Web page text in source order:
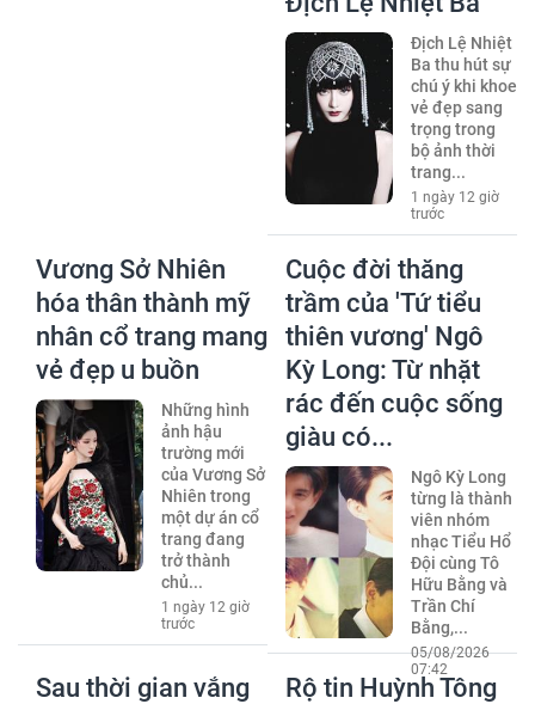
Địch Lệ Nhiệt
Ba thu hút sự
chú ý khi khoe
vẻ đẹp sang
trọng trong
bộ ảnh thời
trang...
1 ngày 12 giờ
trước
Vương Sở Nhiên
hóa thân thành mỹ
nhân cổ trang mang
vẻ đẹp u buồn
Những hình
ảnh hậu
trường mới
của Vương Sở
Nhiên trong
một dự án cổ
trang đang
trở thành
chủ...
1 ngày 12 giờ
trước
Cuộc đời thăng
trầm của 'Tứ tiểu
thiên vương' Ngô
Kỳ Long: Từ nhặt
rác đến cuộc sống
giàu có...
Ngô Kỳ Long
từng là thành
viên nhóm
nhạc Tiểu Hổ
Đội cùng Tô
Hữu Bằng và
Trần Chí
Bằng,...
05/08/2026
07:42
Sau thời gian vắng
Rộ tin Huỳnh Tông